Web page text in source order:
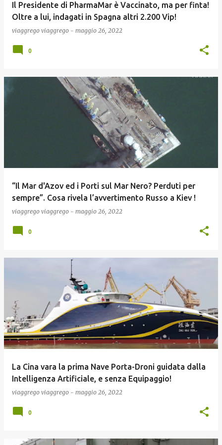
Il Presidente di PharmaMar è Vaccinato, ma per finta!
Oltre a lui, indagati in Spagna altri 2.200 Vip!
viaggrego viaggrego - maggio 26, 2022
0
“Il Mar d'Azov ed i Porti sul Mar Nero? Perduti per
sempre”. Cosa rivela l’avvertimento Russo a Kiev !
viaggrego viaggrego - maggio 26, 2022
0
La Cina vara la prima Nave Porta-Droni guidata dalla
Intelligenza Artificiale, e senza Equipaggio!
viaggrego viaggrego - maggio 26, 2022
0